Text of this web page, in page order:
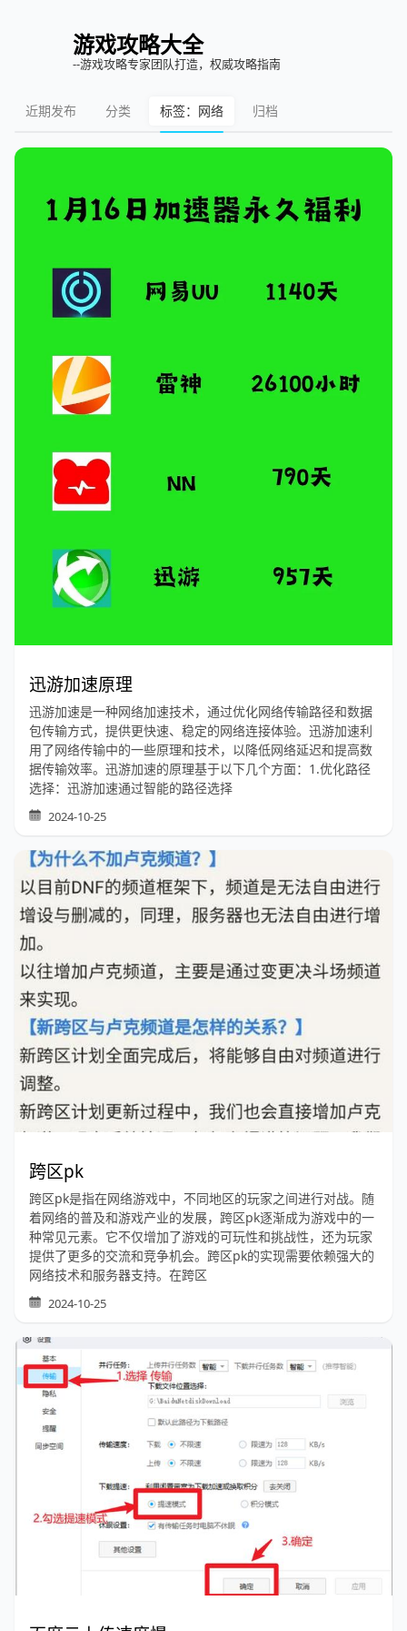
游戏攻略大全
--游戏攻略专家团队打造，权威攻略指南
近期发布 分类 标签：网络 归档
迅游加速原理
迅游加速是一种网络加速技术，通过优化网络传输路径和数据
包传输方式，提供更快速、稳定的网络连接体验。迅游加速利
用了网络传输中的一些原理和技术，以降低网络延迟和提高数
据传输效率。迅游加速的原理基于以下几个方面：1.优化路径
选择：迅游加速通过智能的路径选择
2024-10-25
跨区pk
跨区pk是指在网络游戏中，不同地区的玩家之间进行对战。随
着网络的普及和游戏产业的发展，跨区pk逐渐成为游戏中的一
种常见元素。它不仅增加了游戏的可玩性和挑战性，还为玩家
提供了更多的交流和竞争机会。跨区pk的实现需要依赖强大的
网络技术和服务器支持。在跨区
2024-10-25